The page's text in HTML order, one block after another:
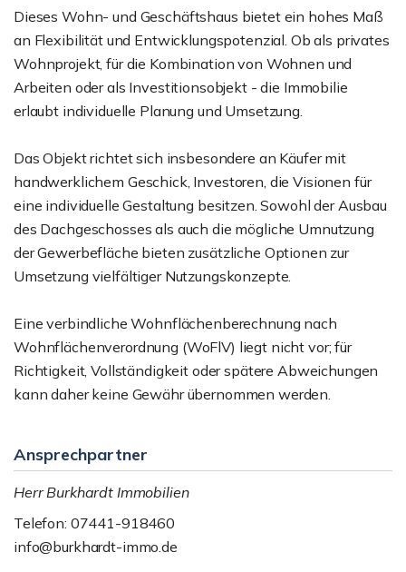
Dieses Wohn- und Geschäftshaus bietet ein hohes Maß
an Flexibilität und Entwicklungspotenzial. Ob als privates
Wohnprojekt, für die Kombination von Wohnen und
Arbeiten oder als Investitionsobjekt - die Immobilie
erlaubt individuelle Planung und Umsetzung.
Das Objekt richtet sich insbesondere an Käufer mit
handwerklichem Geschick, Investoren, die Visionen für
eine individuelle Gestaltung besitzen. Sowohl der Ausbau
des Dachgeschosses als auch die mögliche Umnutzung
der Gewerbefläche bieten zusätzliche Optionen zur
Umsetzung vielfältiger Nutzungskonzepte.
Eine verbindliche Wohnflächenberechnung nach
Wohnflächenverordnung (WoFlV) liegt nicht vor; für
Richtigkeit, Vollständigkeit oder spätere Abweichungen
kann daher keine Gewähr übernommen werden.
Ansprechpartner
Herr Burkhardt Immobilien
Telefon: 07441-918460
info@burkhardt-immo.de